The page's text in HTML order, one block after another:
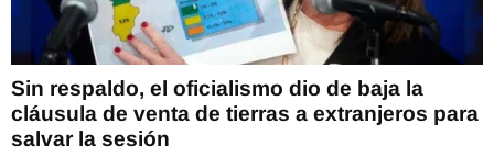
Sin respaldo, el oficialismo dio de baja la
cláusula de venta de tierras a extranjeros para
salvar la sesión